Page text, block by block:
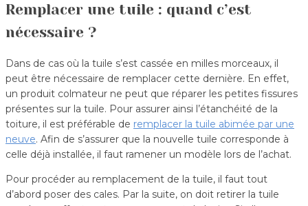
Remplacer une tuile : quand c’est
nécessaire ?
Dans de cas où la tuile s’est cassée en milles morceaux, il
peut être nécessaire de remplacer cette dernière. En effet,
un produit colmateur ne peut que réparer les petites fissures
présentes sur la tuile. Pour assurer ainsi l’étanchéité de la
toiture, il est préférable de remplacer la tuile abimée par une
neuve. Afin de s’assurer que la nouvelle tuile corresponde à
celle déjà installée, il faut ramener un modèle lors de l’achat.
Pour procéder au remplacement de la tuile, il faut tout
d’abord poser des cales. Par la suite, on doit retirer la tuile